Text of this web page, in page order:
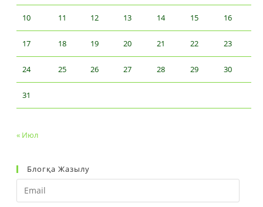
10 11 12 13 14 15 16
17 18 19 20 21 22 23
24 25 26 27 28 29 30
31
« Июл
Блогқа Жазылу